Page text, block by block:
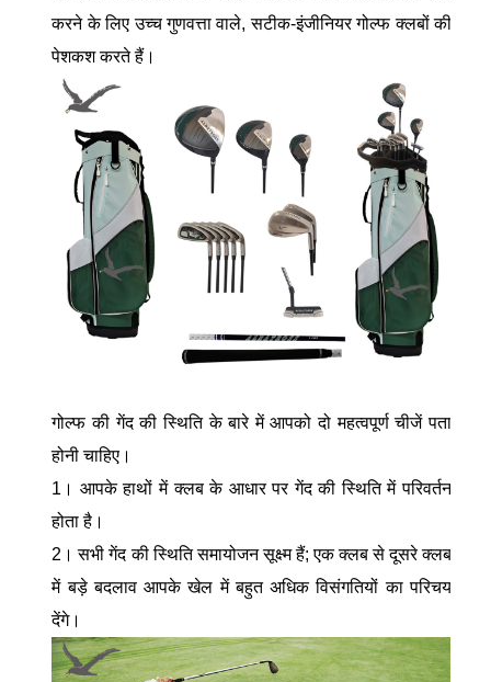
करने के लिए उच्च गुणवत्ता वाले, सटीक-इंजीनियर गोल्फ क्लबों की
पेशकश करते हैं।
गोल्फ की गेंद की स्थिति के बारे में आपको दो महत्वपूर्ण चीजें पता
होनी चाहिए।
1। आपके हाथों में क्लब के आधार पर गेंद की स्थिति में परिवर्तन
होता है।
2। सभी गेंद की स्थिति समायोजन सूक्ष्म हैं; एक क्लब से दूसरे क्लब
में बड़े बदलाव आपके खेल में बहुत अधिक विसंगतियों का परिचय
देंगे।